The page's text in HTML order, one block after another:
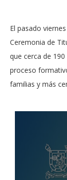
El pasado
Ceremonia de
que cerca de
proceso
familias y más